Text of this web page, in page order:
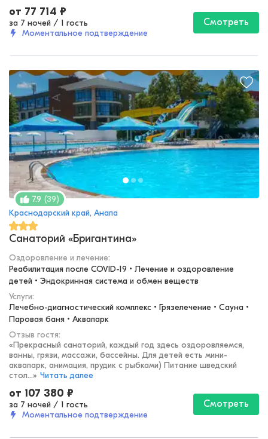
от 77 714 ₽
за 7 ночей / 1 гость
Моментальное подтверждение
Смотреть
7.9 (39)
Краснодарский край, Анапа
Санаторий «Бригантина»
Оздоровление и лечение:
Реабилитация после COVID-19 • Лечение и оздоровление
детей • Эндокринная система и обмен веществ
Услуги:
Лечебно-диагностический комплекс • Грязелечение • Сауна •
Паровая баня • Аквапарк
Отзыв гостя:
«Прекрасный санаторий, каждый год здесь оздоровляемся,
ванны, грязи, массажи, бассейны. Для детей есть мини-
аквапарк, анимация, прудик с рыбками) Питание шведский
стол...» Читать далее
от 107 380 ₽
за 7 ночей / 1 гость
Моментальное подтверждение
Смотреть